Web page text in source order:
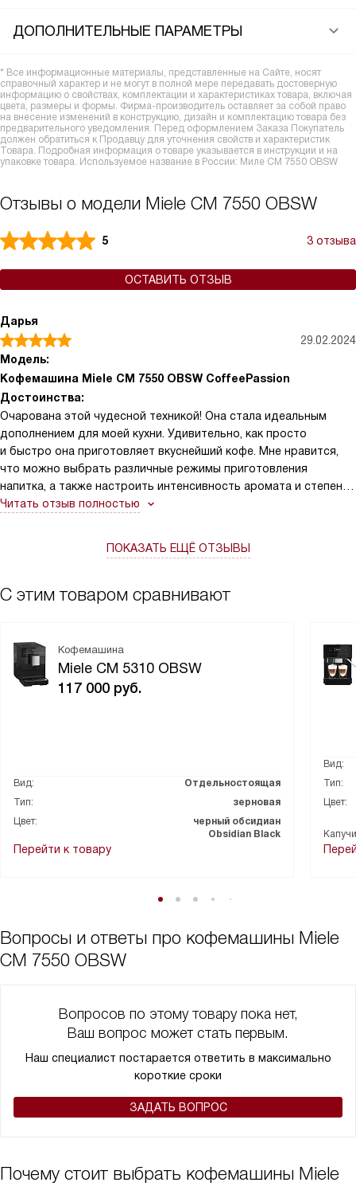
ДОПОЛНИТЕЛЬНЫЕ ПАРАМЕТРЫ
* Все информационные материалы, представленные на Сайте, носят
справочный характер и не могут в полной мере передавать достоверную
информацию о свойствах, комплектации и характеристиках товара, включая
цвета, размеры и формы. Фирма-производитель оставляет за собой право
на внесение изменений в конструкцию, дизайн и комплектацию товара без
предварительного уведомления. Перед оформлением Заказа Покупатель
должен обратиться к Продавцу для уточнения свойств и характеристик
Товара. Подробная информация о товаре указывается в инструкции и на
упаковке товара. Используемое название в России: Миле CM 7550 OBSW
Отзывы о модели Miele CM 7550 OBSW
5 3 отзыва
ОСТАВИТЬ ОТЗЫВ
Дарья
29.02.2024
Модель:
Кофемашина Miele CM 7550 OBSW CoffeePassion
Достоинства:
Очарована этой чудесной техникой! Она стала идеальным
дополнением для моей кухни. Удивительно, как просто
и быстро она приготовляет вкуснейший кофе. Мне нравится,
что можно выбрать различные режимы приготовления
напитка, а также настроить интенсивность аромата и степень
помола зерен.
Читать отзыв полностью
ПОКАЗАТЬ ЕЩЁ ОТЗЫВЫ
С этим товаром сравнивают
Кофемашина
Miele CM 5310 OBSW
117 000 руб.
Вид:
Отдельностоящая
Тип:
зерновая
Цвет:
черный обсидиан
Obsidian Black
Перейти к товару
Вид:
Тип:
Цвет:
Вопросы и ответы про кофемашины Miele
CM 7550 OBSW
Вопросов по этому товару пока нет,
Ваш вопрос может стать первым.
Наш специалист постарается ответить в максимально
короткие сроки
ЗАДАТЬ ВОПРОС
Почему стоит выбрать кофемашины Miele